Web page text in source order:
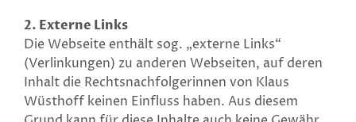
2. Externe Links
Die Webseite enthält sog. „externe Links“
(Verlinkungen) zu anderen Webseiten, auf deren
Inhalt die Rechtsnachfolgerinnen von Klaus
Wüsthoff keinen Einfluss haben. Aus diesem